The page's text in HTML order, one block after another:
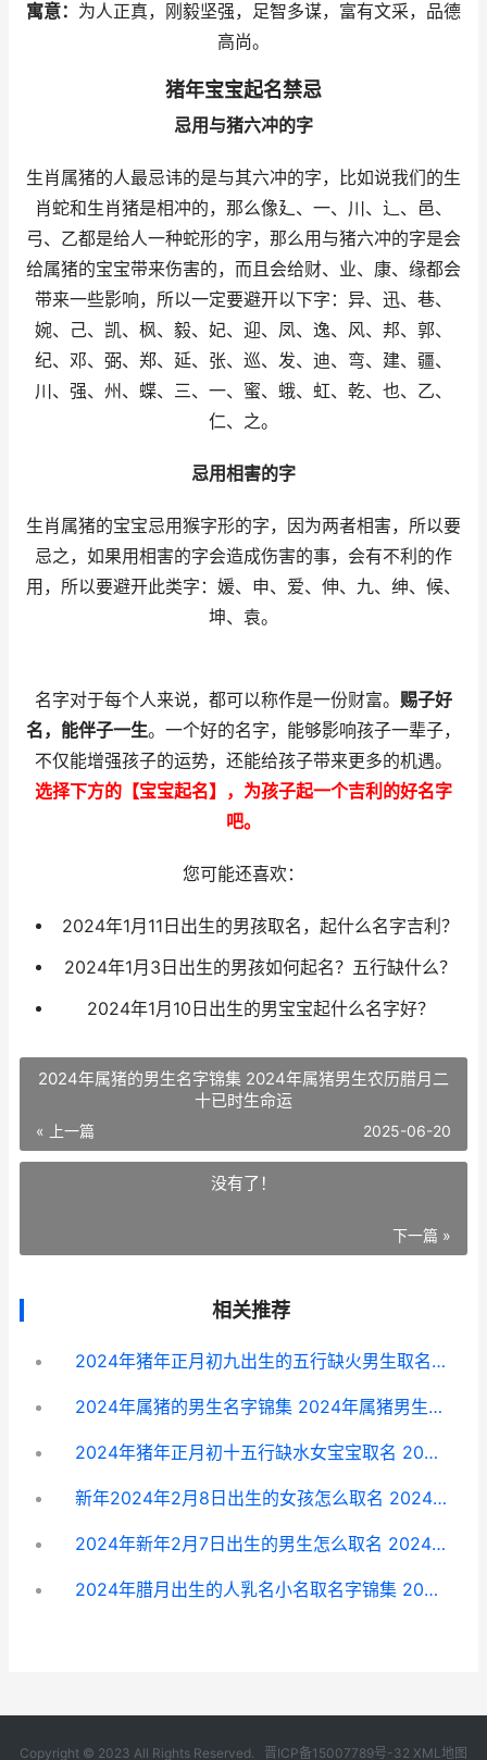
寓意： 为人正真，刚毅坚强，足智多谋，富有文采，品德
高尚。
猪年宝宝起名禁忌
忌用与猪六冲的字
生肖属猪的人最忌讳的是与其六冲的字，比如说我们的生
肖蛇和生肖猪是相冲的，那么像廴、一、川、辶、邑、
弓、乙都是给人一种蛇形的字，那么用与猪六冲的字是会
给属猪的宝宝带来伤害的，而且会给财、业、康、缘都会
带来一些影响，所以一定要避开以下字：异、迅、巷、
婉、己、凯、枫、毅、妃、迎、凤、逸、风、邦、郭、
纪、邓、弼、郑、延、张、巡、发、迪、弯、建、疆、
川、强、州、蝶、三、一、蜜、蛾、虹、乾、也、乙、
仁、之。
忌用相害的字
生肖属猪的宝宝忌用猴字形的字，因为两者相害，所以要
忌之，如果用相害的字会造成伤害的事，会有不利的作
用，所以要避开此类字：媛、申、爱、伸、九、绅、候、
坤、袁。
名字对于每个人来说，都可以称作是一份财富。 赐子好
名，能伴子一生。一个好的名字，能够影响孩子一辈子，
不仅能增强孩子的运势，还能给孩子带来更多的机遇。
选择下方的【宝宝起名】，为孩子起一个吉利的好名字
吧。
您可能还喜欢：
2024年1月11日出生的男孩取名，起什么名字吉利？
2024年1月3日出生的男孩如何起名？五行缺什么？
2024年1月10日出生的男宝宝起什么名字好？
2024年属猪的男生名字锦集 2024年属猪男生农历腊月二
十已时生命运
« 上一篇 2025-06-20
没有了！
下一篇 »
相关推荐
2024年猪年正月初九出生的五行缺火男生取名 2024年正月的猪宝宝好不好
2024年属猪的男生名字锦集 2024年属猪男生农历腊月二十已时生命运
2024年猪年正月初十五行缺水女宝宝取名 2024年正月初五出生的女猪宝宝怎样
新年2024年2月8日出生的女孩怎么取名 2024年2月8日重要新闻
2024年新年2月7日出生的男生怎么取名 2024年2月7日是什么日子
2024年腊月出生的人乳名小名取名字锦集 2024年腊月十二的孩子命运怎么样
Copyright © 2023 All Rights Reserved. 晋ICP备15007789号-32 XML地图